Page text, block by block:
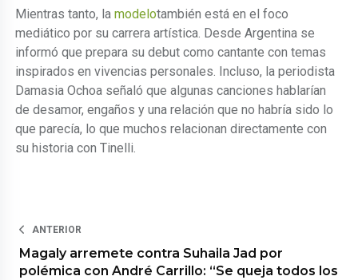
Mientras tanto, lamodelotambién está en el foco
mediático por su carrera artística. Desde Argentina se
informó que prepara su debut como cantante con temas
inspirados en vivencias personales. Incluso, la periodista
Damasia Ochoa señaló que algunas canciones hablarían
de desamor, engaños y una relación que no habría sido lo
que parecía, lo que muchos relacionan directamente con
su historia con Tinelli.
ANTERIOR
Magaly arremete contra Suhaila Jad por
polémica con André Carrillo: “Se queja todos los